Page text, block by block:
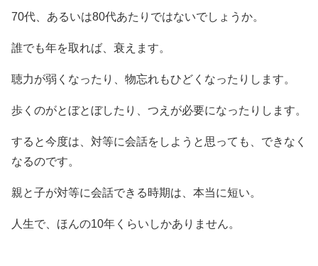
70代、あるいは80代あたりではないでしょうか。
誰でも年を取れば、衰えます。
聴力が弱くなったり、物忘れもひどくなったりします。
歩くのがとぼとぼしたり、つえが必要になったりします。
すると今度は、対等に会話をしようと思っても、できなく
なるのです。
親と子が対等に会話できる時期は、本当に短い。
人生で、ほんの10年くらいしかありません。